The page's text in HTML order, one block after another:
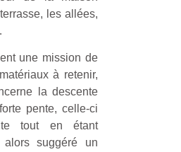
les allées,
une mission de
à retenir,
la descente
pente, celle-ci
tout en étant
alors suggéré un